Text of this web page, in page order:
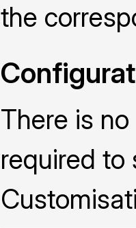
the
There is
required to